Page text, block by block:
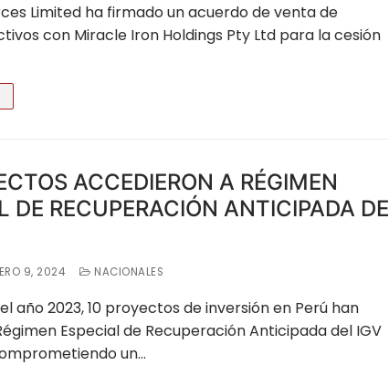
Limited ha firmado un acuerdo de venta de
con Miracle Iron Holdings Pty Ltd para la cesión
ACCEDIERON A RÉGIMEN
DE RECUPERACIÓN ANTICIPADA DE
9, 2024 NACIONALES
año 2023, 10 proyectos de inversión en Perú han
Especial de Recuperación Anticipada del IGV
un…